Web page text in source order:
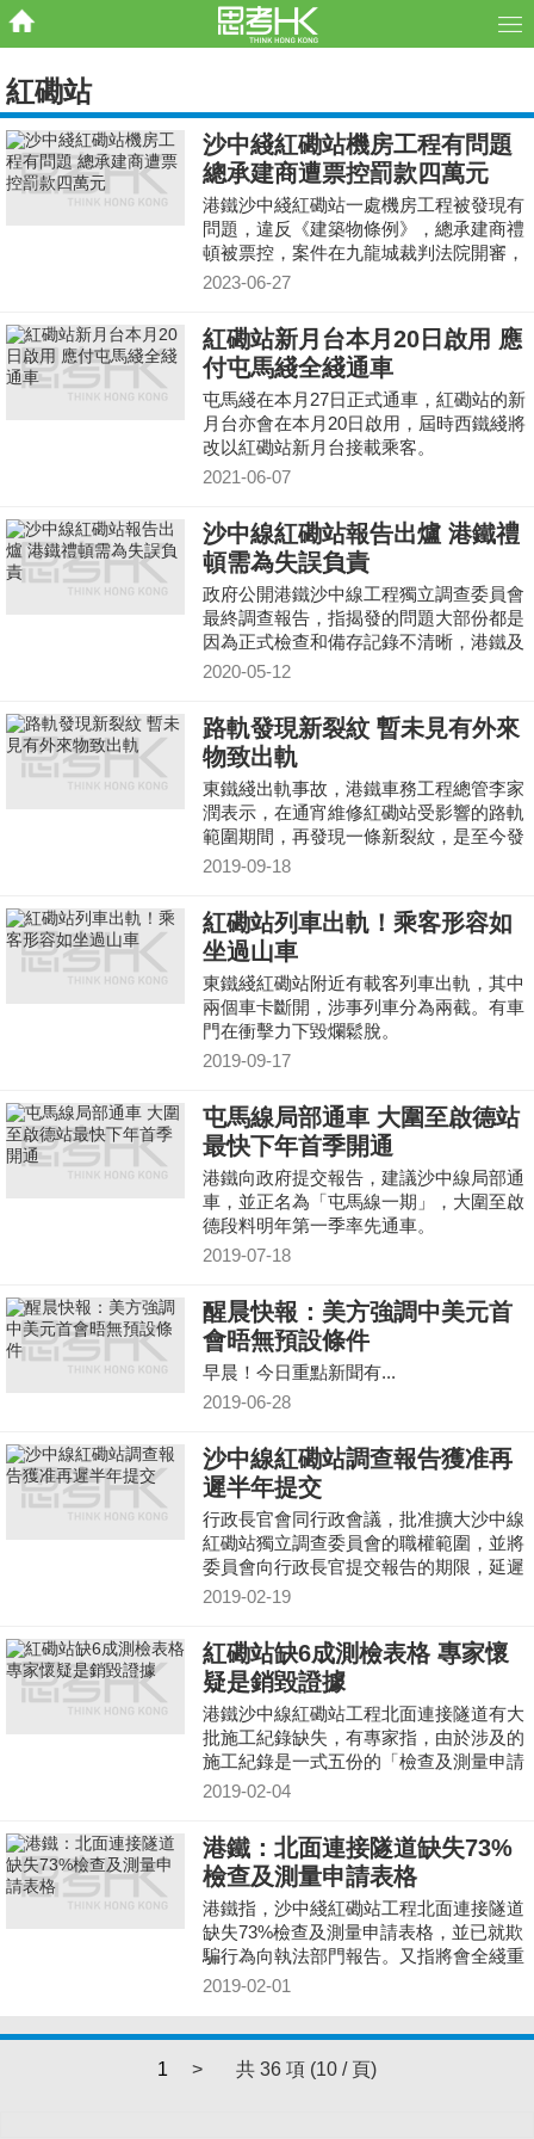
紅磡站
沙中綫紅磡站機房工程有問題
總承建商遭票控罰款四萬元
港鐵沙中綫紅磡站一處機房工程被發現有
問題，違反《建築物條例》，總承建商禮
頓被票控，案件在九龍城裁判法院開審，
禮頓承認工程嚴重偏離圖則，裁判官判禮
2023-06-27
紅磡站新月台本月20日啟用 應
付屯馬綫全綫通車
屯馬綫在本月27日正式通車，紅磡站的新
月台亦會在本月20日啟用，屆時西鐵綫將
改以紅磡站新月台接載乘客。
2021-06-07
沙中線紅磡站報告出爐 港鐵禮
頓需為失誤負責
政府公開港鐵沙中線工程獨立調查委員會
最終調查報告，指揭發的問題大部份都是
因為正式檢查和備存記錄不清晰，港鐵及
工程承建商禮頓須對各自管理和監察系統
2020-05-12
路軌發現新裂紋 暫未見有外來
物致出軌
東鐵綫出軌事故，港鐵車務工程總管李家
潤表示，在通宵維修紅磡站受影響的路軌
範圍期間，再發現一條新裂紋，是至今發
現的第4條。他認為，裂紋是事後造成的
港鐵會邀請專家及透過電腦模擬，研究裂
紋的因果關係。他又說，期望明天可以恢
復紅磡站東鐵的正常服務。
2019-09-18
紅磡站列車出軌！乘客形容如
坐過山車
東鐵綫紅磡站附近有載客列車出軌，其中
兩個車卡斷開，涉事列車分為兩截。有車
門在衝擊力下毀爛鬆脫。
2019-09-17
屯馬線局部通車 大圍至啟德站
最快下年首季開通
港鐵向政府提交報告，建議沙中線局部通
車，並正名為「屯馬線一期」，大圍至啟
德段料明年第一季率先通車。
2019-07-18
醒晨快報：美方強調中美元首
會晤無預設條件
早晨！今日重點新聞有...
2019-06-28
沙中線紅磡站調查報告獲准再
遲半年提交
行政長官會同行政會議，批准擴大沙中線
紅磡站獨立調查委員會的職權範圍，並將
委員會向行政長官提交報告的期限，延遲
半年至八月底。
2019-02-19
紅磡站缺6成測檢表格 專家懷
疑是銷毀證據
港鐵沙中線紅磡站工程北面連接隧道有大
批施工紀錄缺失，有專家指，由於涉及的
施工紀錄是一式五份的「檢查及測量申請
表格」，加上有電腦紀錄，全部遺失的機
涉問題，因此銷毀證據。
2019-02-04
港鐵：北面連接隧道缺失73%
檢查及測量申請表格
港鐵指，沙中綫紅磡站工程北面連接隧道
缺失73%檢查及測量申請表格，並已就欺
騙行為向執法部門報告。又指將會全綫重
新進行檢查，不排除會再發現「甩漏」。
2019-02-01
1 > 共 36 項 (10 / 頁)